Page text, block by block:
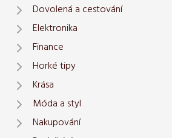
Dovolená a cestování
Elektronika
Finance
Horké tipy
Krása
Móda a styl
Nakupování